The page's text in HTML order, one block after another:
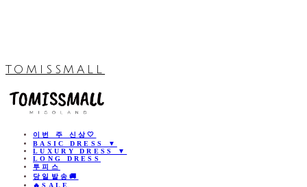
TOMISSMALL
이번 주 신상🤍
BASIC DRESS ▼
LUXURY DRESS ▼
LONG DRESS
투피스
당일발송🚚
🔥SALE